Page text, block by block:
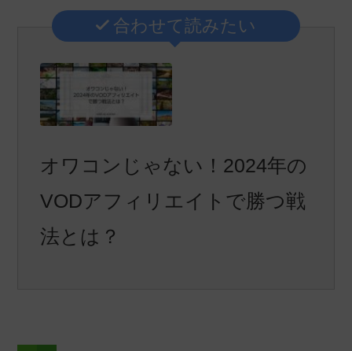
合わせて読みたい
オワコンじゃない！2024年の
VODアフィリエイトで勝つ戦
法とは？